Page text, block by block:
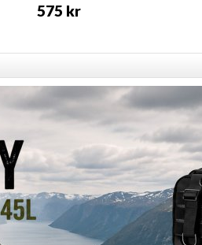
575 kr